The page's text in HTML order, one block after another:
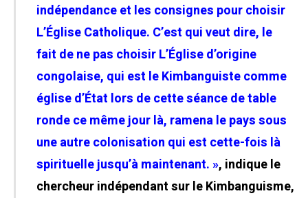
indépendance et les consignes pour choisir
L’Église Catholique. C’est qui veut dire, le
fait de ne pas choisir L’Église d’origine
congolaise, qui est le Kimbanguiste comme
église d’État lors de cette séance de table
ronde ce même jour là, ramena le pays sous
une autre colonisation qui est cette-fois là
spirituelle jusqu’à maintenant. », indique le
chercheur indépendant sur le Kimbanguisme,